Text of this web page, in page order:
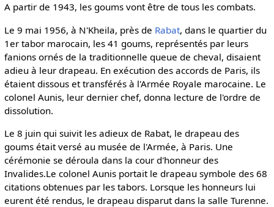
A partir de 1943, les goums vont être de tous les combats.
Le 9 mai 1956, à N'Kheila, près de Rabat, dans le quartier du
1er tabor marocain, les 41 goums, représentés par leurs
fanions ornés de la traditionnelle queue de cheval, disaient
adieu à leur drapeau. En exécution des accords de Paris, ils
étaient dissous et transférés à l'Armée Royale marocaine. Le
colonel Aunis, leur dernier chef, donna lecture de l'ordre de
dissolution.
Le 8 juin qui suivit les adieux de Rabat, le drapeau des
goums était versé au musée de l'Armée, à Paris. Une
cérémonie se déroula dans la cour d'honneur des
Invalides.Le colonel Aunis portait le drapeau symbole des 68
citations obtenues par les tabors. Lorsque les honneurs lui
eurent été rendus, le drapeau disparut dans la salle Turenne.